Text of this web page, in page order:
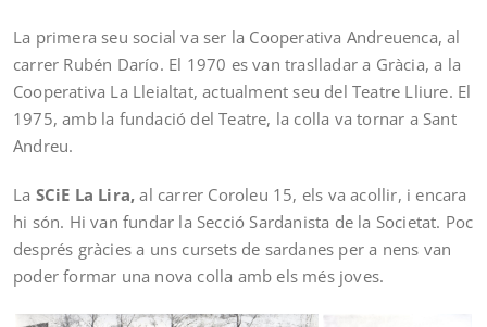
La primera seu social va ser la Cooperativa Andreuenca, al
carrer Rubén Darío. El 1970 es van traslladar a Gràcia, a la
Cooperativa La Lleialtat, actualment seu del Teatre Lliure. El
1975, amb la fundació del Teatre, la colla va tornar a Sant
Andreu.
La SCiE La Lira,al carrer Coroleu 15, els va acollir, i encara
hi són. Hi van fundar la Secció Sardanista de la Societat. Poc
després gràcies a uns cursets de sardanes per a nens van
poder formar una nova colla amb els més joves.